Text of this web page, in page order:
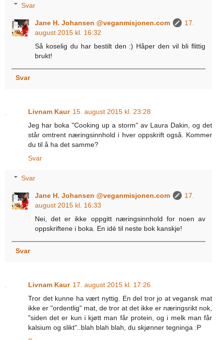
Svar
Jane H. Johansen @veganmisjonen.com
17.
august 2015 kl. 16:32
Så koselig du har bestilt den :) Håper den vil bli flittig
brukt!
Svar
Livnam Kaur 15. august 2015 kl. 23:28
Jeg har boka "Cooking up a storm" av Laura Dakin, og det
står omtrent næringsinnhold i hver oppskrift også. Kommer
du til å ha det samme?
Svar
Svar
Jane H. Johansen @veganmisjonen.com
17.
august 2015 kl. 16:33
Nei, det er ikke oppgitt næringsinnhold for noen av
oppskriftene i boka. En idé til neste bok kanskje!
Svar
Livnam Kaur 17. august 2015 kl. 17:26
Tror det kunne ha vært nyttig. En del tror jo at vegansk mat
ikke er "ordentlig" mat, de tror at det ikke er næringsrikt nok,
"siden det er kun i kjøtt man får protein, og i melk man får
kalsium og slikt"..blah blah blah, du skjønner tegninga :P